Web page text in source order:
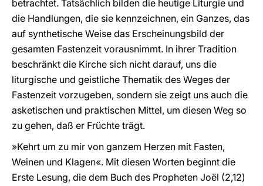
betrachtet. Tatsächlich bilden die heutige Liturgie und
die Handlungen, die sie kennzeichnen, ein Ganzes, das
auf synthetische Weise das Erscheinungsbild der
gesamten Fastenzeit vorausnimmt. In ihrer Tradition
beschränkt die Kirche sich nicht darauf, uns die
liturgische und geistliche Thematik des Weges der
Fastenzeit vorzugeben, sondern sie zeigt uns auch die
asketischen und praktischen Mittel, um diesen Weg so
zu gehen, daß er Früchte trägt.
»Kehrt um zu mir von ganzem Herzen mit Fasten,
Weinen und Klagen«. Mit diesen Worten beginnt die
Erste Lesung, die dem Buch des Propheten Joël (2,12)